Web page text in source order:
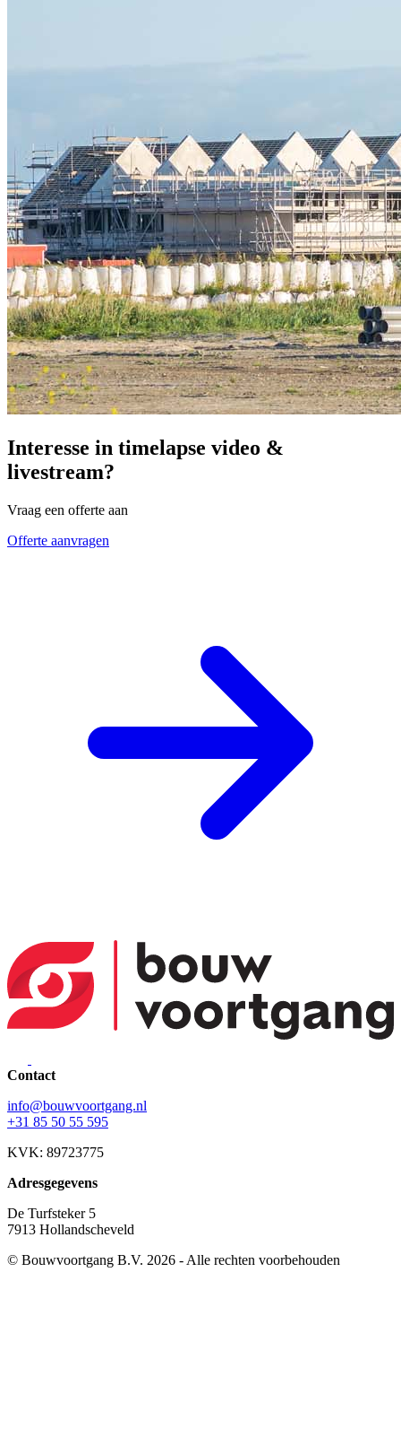
Interesse in timelapse video &
livestream?
Vraag een offerte aan
Offerte aanvragen
Contact
info@bouwvoortgang.nl
+31 85 50 55 595
KVK: 89723775
Adresgegevens
De Turfsteker 5
7913 Hollandscheveld
© Bouwvoortgang B.V. 2026 - Alle rechten voorbehouden